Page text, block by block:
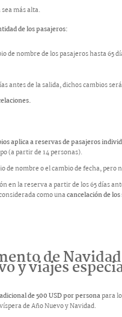
más alta.
de los pasajeros:
de nombre de los pasajeros hasta 65
antes de la salida, dichos cambios
aplica a reservas de pasajeros
(a partir de 14 personas).
de nombre o el cambio de fecha, pero
en la reserva a partir de los 65 días
como unacancelación de
de
y viajes
de 500 USD por personapara
de Año Nuevo y Navidad.